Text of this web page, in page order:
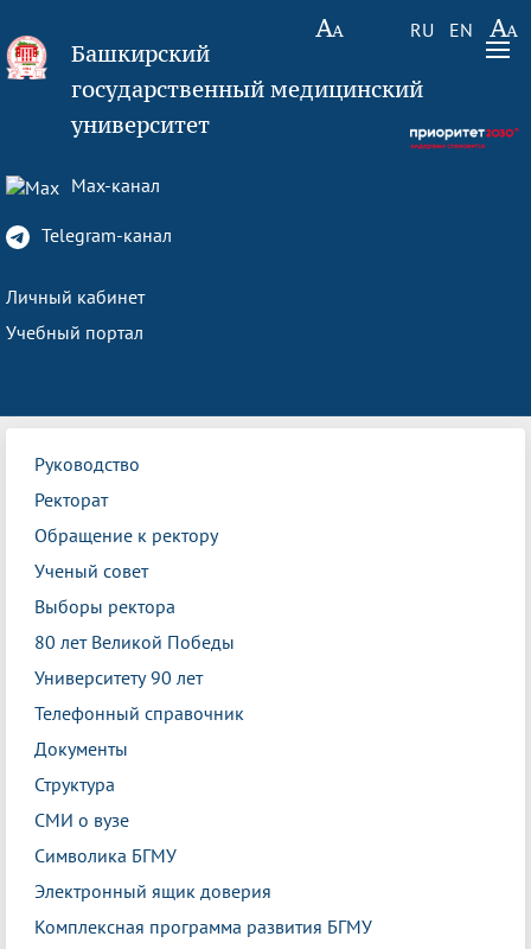
RU EN
Башкирский
государственный медицинский
университет
Max-канал
Telegram-канал
Личный кабинет
Учебный портал
Руководство
Ректорат
Обращение к ректору
Ученый совет
Выборы ректора
80 лет Великой Победы
Университету 90 лет
Телефонный справочник
Документы
Структура
СМИ о вузе
Символика БГМУ
Электронный ящик доверия
Комплексная программа развития БГМУ